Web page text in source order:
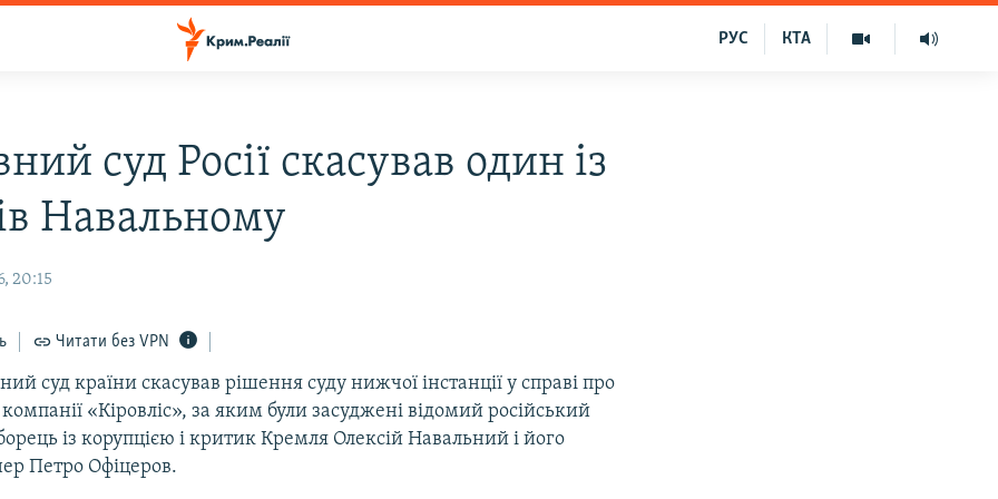
КТА
РУС
суд Росії скасував один із
Навальному
20:15
Читати без VPN
суд країни скасував рішення суду нижчої інстанції у справі про
«Кіровліс», за яким були засуджені відомий російський
із корупцією і критик Кремля Олексій Навальний і його
Петро Офіцеров.